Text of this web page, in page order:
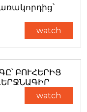
watch
ԲՈՒՀԵՐԻՑ
watch